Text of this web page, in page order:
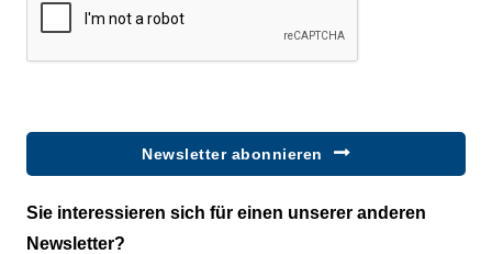
Newsletter abonnieren
Sie interessieren sich für einen unserer anderen
Newsletter?